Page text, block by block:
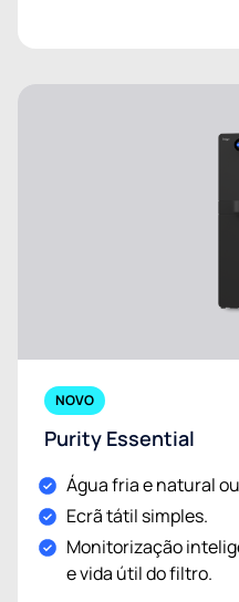
NOVO
Purity Essential
Água fria e natural
Ecrã tátil simples.
Monitorização
e vida útil do filtro.